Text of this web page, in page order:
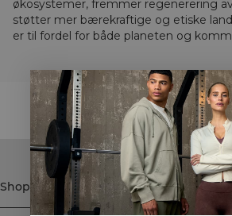
økosystemer, fremmer regenerering
støtter mer bærekraftige og etiske
er til fordel for både planeten og
STYLE WITH
Shop